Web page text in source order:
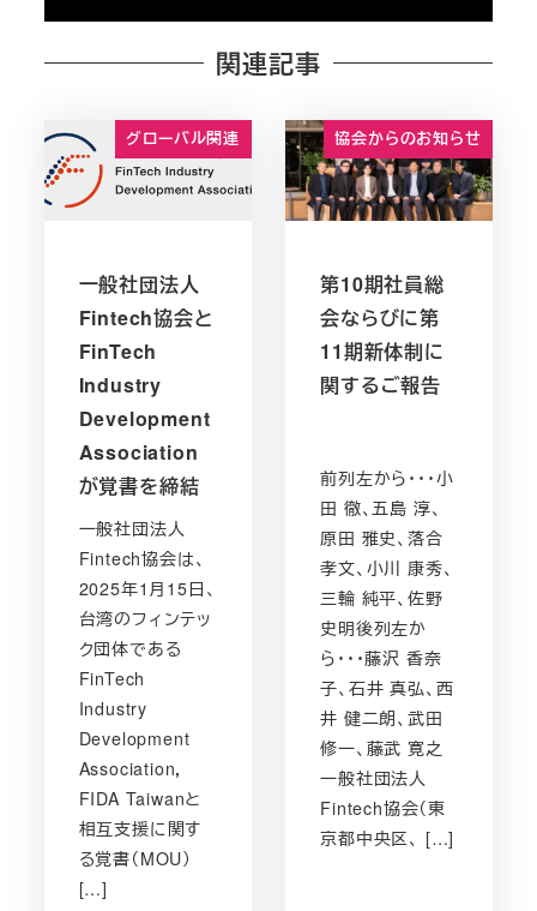
関連記事
グローバル関連
一般社団法人
Fintech協会と
FinTech
Industry
Development
Association
が覚書を締結
一般社団法人
Fintech協会は、
2025年1月15日、
台湾のフィンテッ
ク団体である
FinTech
Industry
Development
Association，
FIDA Taiwanと
相互支援に関す
る覚書（MOU）
[…]
協会からのお知らせ
第10期社員総
会ならびに第
11期新体制に
関するご報告
前列左から・・・小
田 徹、五島 淳、
原田 雅史、落合
孝文、小川 康秀、
三輪 純平、佐野
史明後列左か
ら・・・藤沢 香奈
子、石井 真弘、西
井 健二朗、武田
修一、藤武 寛之
一般社団法人
Fintech協会（東
京都中央区、 […]